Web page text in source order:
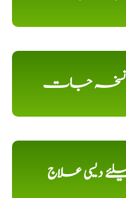
نسخہ جات
کیلئے دیسی علاج